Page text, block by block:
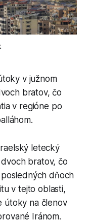
v južnom
bratov, čo
v regióne po
letecký
bratov, čo
dňoch
v tejto oblasti,
útoky na členov
Iránom.